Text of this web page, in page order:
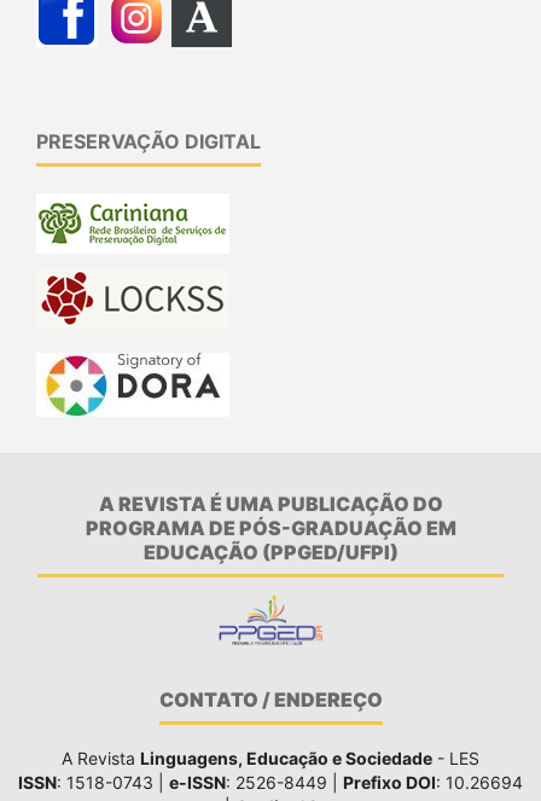
PRESERVAÇÃO DIGITAL
A REVISTA É UMA PUBLICAÇÃO DO
PROGRAMA DE PÓS-GRADUAÇÃO EM
EDUCAÇÃO (PPGED/UFPI)
CONTATO / ENDEREÇO
A Revista Linguagens, Educação e Sociedade - LES
ISSN: 1518-0743 | e-ISSN: 2526-8449 | Prefixo DOI: 10.26694